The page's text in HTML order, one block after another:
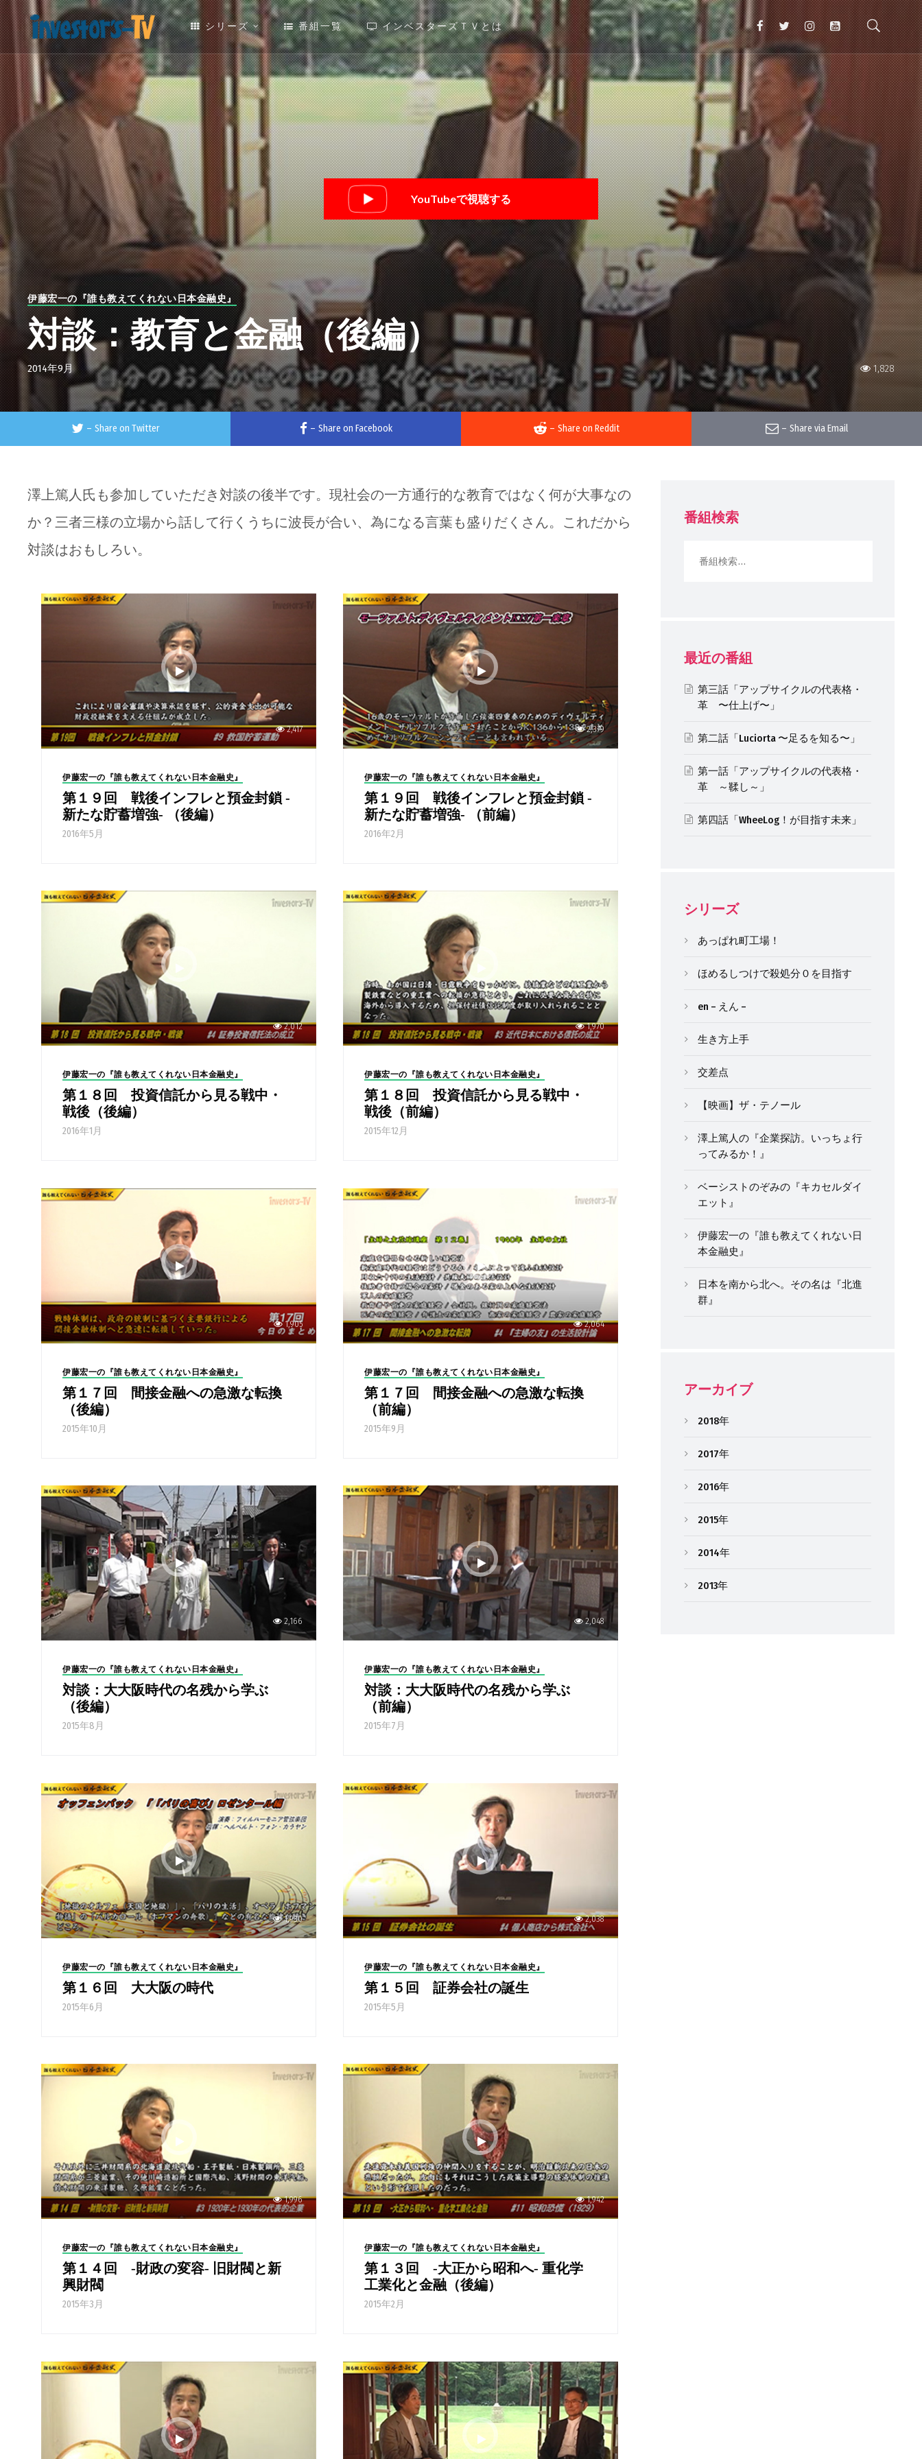
シリーズ 番組一覧 インベスターズＴＶとは
YouTubeで視聴する
1,828
伊藤宏一の『誰も教えてくれない日本金融史』
対談：教育と金融（後編）
2014年9月
– Share on Twitter – Share on Facebook – Share on Reddit – Share via Email
澤上篤人氏も参加していただき対談の後半です。現社会の一方通行的な教育ではなく何が大事なの
か？三者三様の立場から話して行くうちに波長が合い、為になる言葉も盛りだくさん。これだから
対談はおもしろい。
2,417
伊藤宏一の『誰も教えてくれない日本金融史』
第１９回 戦後インフレと預金封鎖 -
新たな貯蓄増強- （後編）
2016年5月
2,379
伊藤宏一の『誰も教えてくれない日本金融史』
第１９回 戦後インフレと預金封鎖 -
新たな貯蓄増強- （前編）
2016年2月
2,012
伊藤宏一の『誰も教えてくれない日本金融史』
第１８回 投資信託から見る戦中・
戦後（後編）
2016年1月
1,970
伊藤宏一の『誰も教えてくれない日本金融史』
第１８回 投資信託から見る戦中・
戦後（前編）
2015年12月
1,905
伊藤宏一の『誰も教えてくれない日本金融史』
第１７回 間接金融への急激な転換
（後編）
2015年10月
2,064
伊藤宏一の『誰も教えてくれない日本金融史』
第１７回 間接金融への急激な転換
（前編）
2015年9月
2,166
伊藤宏一の『誰も教えてくれない日本金融史』
対談：大大阪時代の名残から学ぶ
（後編）
2015年8月
2,048
伊藤宏一の『誰も教えてくれない日本金融史』
対談：大大阪時代の名残から学ぶ
（前編）
2015年7月
1,930
伊藤宏一の『誰も教えてくれない日本金融史』
第１６回 大大阪の時代
2015年6月
2,038
伊藤宏一の『誰も教えてくれない日本金融史』
第１５回 証券会社の誕生
2015年5月
1,996
伊藤宏一の『誰も教えてくれない日本金融史』
第１４回 -財政の変容- 旧財閥と新
興財閥
2015年3月
1,942
伊藤宏一の『誰も教えてくれない日本金融史』
第１３回 -大正から昭和へ- 重化学
工業化と金融（後編）
2015年2月
番組検索
最近の番組
第三話「アップサイクルの代表格・
革 〜仕上げ〜」
第二話「Luciorta 〜足るを知る〜」
第一話「アップサイクルの代表格・
革 ～鞣し～」
第四話「WheeLog！が目指す未来」
シリーズ
あっぱれ町工場！
ほめるしつけで殺処分０を目指す
en – えん –
生き方上手
交差点
【映画】ザ・テノール
澤上篤人の『企業探訪。いっちょ行
ってみるか！』
ベーシストのぞみの『キカセルダイ
エット』
伊藤宏一の『誰も教えてくれない日
本金融史』
日本を南から北へ。その名は『北進
群』
アーカイブ
2018年
2017年
2016年
2015年
2014年
2013年